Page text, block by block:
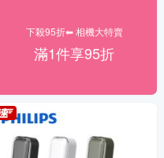
下殺95折⬅︎ 相機大特賣
滿1件享95折